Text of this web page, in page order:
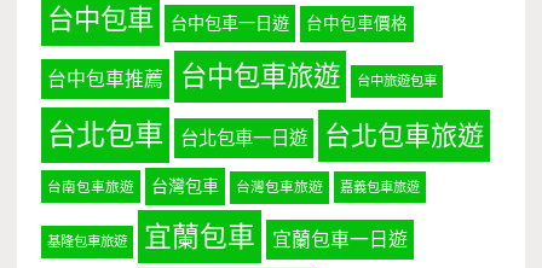
台中包車 台中包車一日遊 台中包車價格
台中包車推薦 台中包車旅遊 台中旅遊包車
台北包車 台北包車一日遊 台北包車旅遊
台南包車旅遊 台灣包車 台灣包車旅遊 嘉義包車旅遊
基隆包車旅遊 宜蘭包車 宜蘭包車一日遊